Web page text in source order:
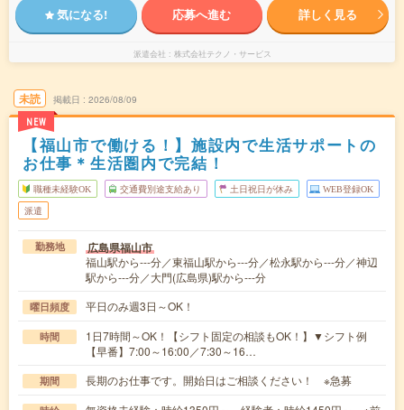
気になる! 応募へ進む 詳しく見る
派遣会社 株式会社テクノ・サービス
未読
NEW
掲載日 2026/08/09
【福山市で働ける！】施設内で生活サポートの
お仕事＊生活圏内で完結！
職種未経験OK 交通費別途支給あり 土日祝日が休み WEB登録OK
派遣
勤務地 広島県福山市
福山駅から---分／東福山駅から---分／松永駅から---分／神辺
駅から---分／大門(広島県)駅から---分
曜日頻度 平日のみ週3日～OK！
時間
1日7時間～OK！【シフト固定の相談もOK！】▼シフト例
【早番】7:00～16:00／7:30～16…
期間 長期のお仕事です。開始日はご相談ください！ ※急募